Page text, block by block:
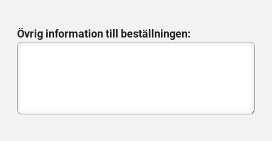
Övrig information till beställningen: